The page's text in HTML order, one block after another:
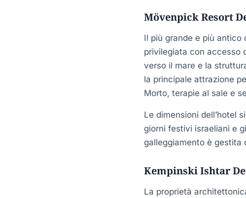
Mövenpick Resort
Il più grande e più antico
privilegiata con accesso
verso il mare e la
la principale attrazione
Morto, terapie al sale e
Le dimensioni dell’hotel
giorni festivi israeliani e
galleggiamento è gestita
Kempinski Ishtar
La proprietà